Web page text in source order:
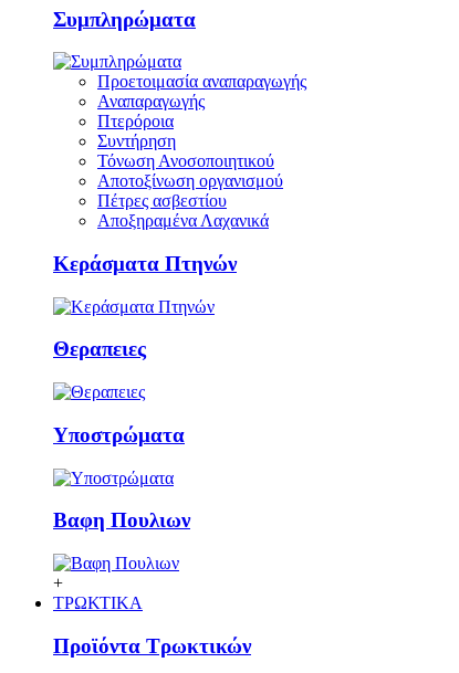
Συμπληρώματα
Προετοιμασία αναπαραγωγής
Αναπαραγωγής
Πτερόροια
Συντήρηση
Τόνωση Ανοσοποιητικού
Αποτοξίνωση οργανισμού
Πέτρες ασβεστίου
Αποξηραμένα Λαχανικά
Κεράσματα Πτηνών
Θεραπειες
Υποστρώματα
Βαφη Πουλιων
+
ΤΡΩΚΤΙΚΑ
Προϊόντα Τρωκτικών